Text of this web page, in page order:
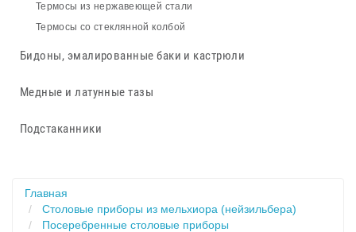
Термосы из нержавеющей стали
Термосы со стеклянной колбой
Бидоны, эмалированные баки и кастрюли
Медные и латунные тазы
Подстаканники
Главная
Столовые приборы из мельхиора (нейзильбера)
Посеребренные столовые приборы